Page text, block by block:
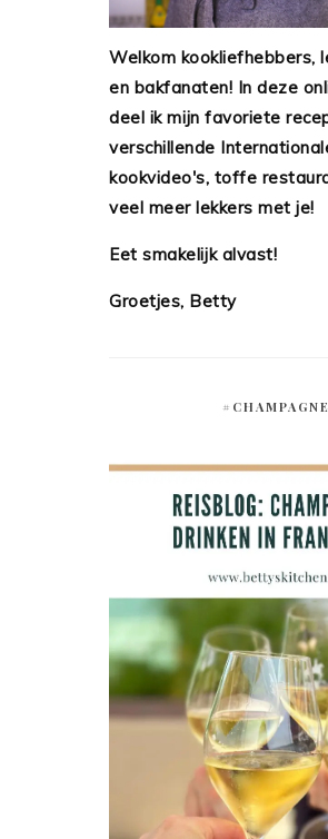
Welkom kookliefhebbers,
en bakfanaten! In deze
deel ik mijn favoriete
verschillende
kookvideo's, toffe
veel meer lekkers met je!
Eet smakelijk alvast!
Groetjes, Betty
#CHAMPAGNE